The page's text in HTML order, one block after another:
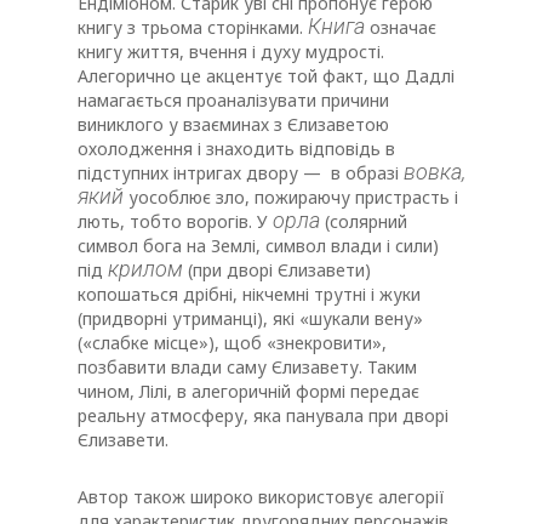
книгу з трьома сторінками. Книга означає
книгу життя, вчення і духу мудрості.
Алегорично це акцентує той факт, що Дадлі
намагається проаналізувати причини
виниклого у взаєминах з Єлизаветою
охолодження і знаходить відповідь в
підступних інтригах двору — в образі вовка,
який уособлює зло, пожираючу пристрасть і
лють, тобто ворогів. У орла (солярний
символ бога на Землі, символ влади і сили)
під крилом (при дворі Єлизавети)
копошаться дрібні, нікчемні трутні і жуки
(придворні утриманці), які «шукали вену»
(«слабке місце»), щоб «знекровити»,
позбавити влади саму Єлизавету. Таким
чином, Лілі, в алегоричній формі передає
реальну атмосферу, яка панувала при дворі
Єлизавети.
Автор також широко використовує алегорії